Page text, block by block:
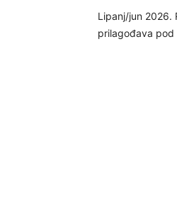
Lipanj/jun 2026.
prilagođava pod